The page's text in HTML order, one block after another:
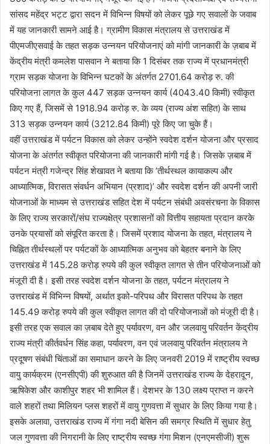
सांसद महेंद्र भट्ट द्वारा सदन में विभिन्न विषयों को लेकर पूछे गए सवालों के जवाब
में यह जानकारी सामने आई है। ग्रामीण विकास मंत्रालय से उत्तराखंड में
पीएमजीएसवाई के तहत सड़क उन्नयन परियोजनाएं को मांगी जानकारी के ज़बाब में
केंद्रीय मंत्री कमलेश पासवान ने बताया कि 1 दिसंबर तक राज्य में प्रधानमंत्री
ग्राम सड़क योजना के विभिन्न घटकों के अंतर्गत 2701.64 करोड़ रु. की
परियोजना लागत के कुल 447 सड़क उन्नयन कार्य (4043.40 किमी) स्वीकृत
किए गए हैं, जिसमें से 1918.94 करोड़ रु. के व्यय (राज्य अंश सहित) के साथ
313 सड़क उन्नयन कार्य (3212.84 किमी) पूरे किए जा चुके हैं।
वहीं उत्तराखंड में पर्यटन विकास को लेकर उन्होंने स्वदेश दर्शन योजना और प्रसाद
योजना के अंतर्गत स्वीकृत परियोजना की जानकारी मांगी गई है। जिसके ज़बाब में
पर्यटन मंत्री गजेन्द्र सिंह शेखावत ने बताया कि ’तीर्थस्थल कायाकल्प और
आध्यात्मिक, विरासत संवर्धन अभियान (प्रशाद)’ और स्वदेश दर्शन की अपनी जारी
योजनाओं के माध्यम से उत्तराखंड सहित देश में पर्यटन संबंधी अवसंरचना के विकास
के लिए राज्य सरकारों/संघ राज्यक्षेत्र प्रशासनों को वित्तीय सहायता प्रदान करके
उनके प्रयासों को संपूरित करता है। जिसमें प्रशाद योजना के तहत, मंत्रालय ने
चिह्नित तीर्थस्थलों पर पर्यटकों के आध्यात्मिक अनुभव को बेहतर बनाने के लिए
उत्तराखंड में 145.28 करोड़ रुपये की कुल स्वीकृत लागत से तीन परियोजनाओं को
मंजूरी दी है। इसी तरह स्वदेश दर्शन योजना के तहत, पर्यटन मंत्रालय ने
उत्तराखंड में विभिन्न विषयों, अर्थात इको-परिपथ और विरासत परिपथ के तहत
145.49 करोड़ रुपये की कुल स्वीकृत लागत की दो परियोजनाओं को मंजूरी दी है।
इसी तरह एक सवाल का ज़बाब देते हुए पर्यावरण, वन और जलवायु परिवर्तन केंद्रीय
राज्य मंत्री कीर्तवर्धन सिंह कहा, पर्यावरण, वन एवं जलवायु परिवर्तन मंत्रालय ने
प्रदूषण संबंधी चिंताओं का समाधान करने के लिए जनवरी 2019 में राष्ट्रीय स्वच्छ
वायु कार्यक्रम (एनसीएपी) की शुरुआत की है जिनमें उत्तराखंड राज्य के देहरादून,
ऋषिकेश और काशीपुर शहर भी शामिल हैं। देशभर के 130 लक्ष्य प्राप्त न करने
वाले शहरों तथा मिलियन प्लस शहरों में वायु गुणवत्ता में सुधार के लिए किया गया है।
इसके अलावा, उत्तराखंड राज्य में गंगा नदी बेसिन की समग्र स्थिति में सुधार हेतु
जल गुणवत्ता की निगरानी के लिए राष्ट्रीय स्वच्छ गंगा मिशन (एनएमसीजी) शुरू